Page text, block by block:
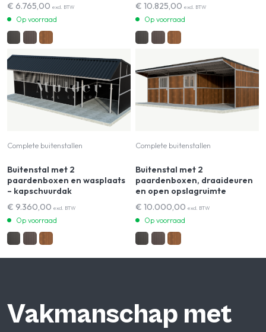
€ 6.765,00 excl. BTW
Op voorraad
€ 10.825,00 excl. BTW
Op voorraad
Complete buitenstallen
Buitenstal met 2
paardenboxen en wasplaats
– kapschuurdak
€ 9.360,00 excl. BTW
Op voorraad
Complete buitenstallen
Buitenstal met 2
paardenboxen, draaideuren
en open opslagruimte
€ 10.000,00 excl. BTW
Op voorraad
Vakmanschap met